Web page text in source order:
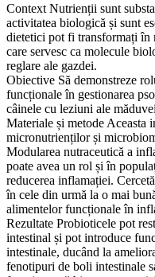
Context Nutrienții sunt
activitatea biologică și sunt
dietetici pot fi transformați în
care servesc ca molecule
reglare ale gazdei.
Obiective Să demonstreze
funcționale în gestionarea
câinele cu leziuni ale
Materiale și metode Aceasta
micronutrienților și
Modularea nutraceutică a
poate avea un rol și în
reducerea inflamației.
în cele din urmă la o mai
alimentelor funcționale în
Rezultate Probioticele pot
intestinal și pot introduce
intestinale, ducând la
fenotipuri de boli intestinale